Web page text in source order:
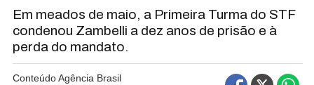
Em meados de maio, a Primeira Turma do STF
condenou Zambelli a dez anos de prisão e à
perda do mandato.
Conteúdo Agência Brasil